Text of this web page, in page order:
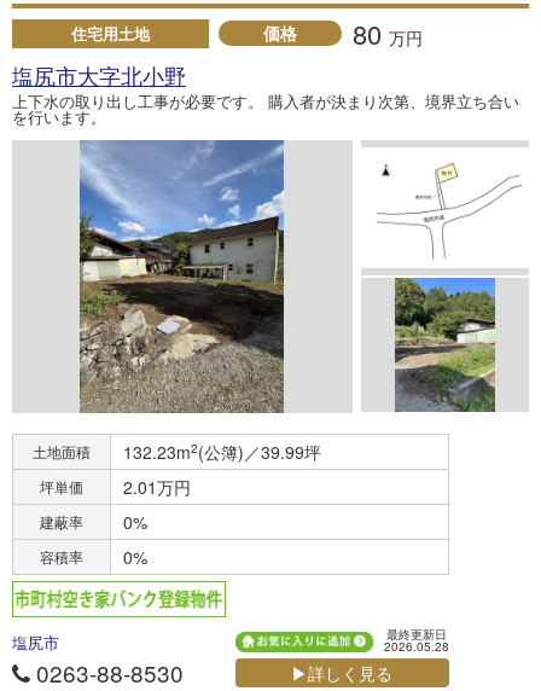
住宅用土地 価格 80 万円
塩尻市大字北小野
上下水の取り出し工事が必要です。 購入者が決まり次第、境界立ち合い
を行います。
土地面積 132.23m2(公簿)／39.99坪
坪単価 2.01万円
建蔽率 0%
容積率 0%
塩尻市
0263-88-8530
最終更新日
2026.05.28
▶詳しく見る